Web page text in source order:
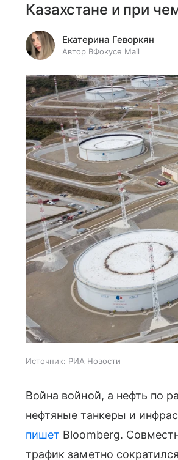
Казахстане и при
Екатерина Геворкян
Автор ВФокусе Mail
Источник: РИА Новости
Война войной, а нефть по
нефтяные танкеры и
пишет Bloomberg.
трафик заметно